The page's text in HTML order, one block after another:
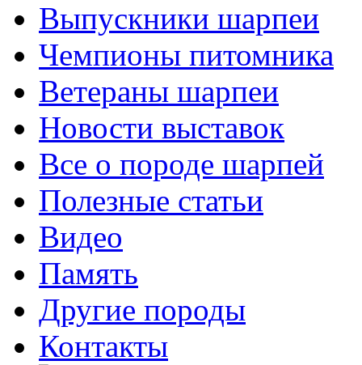
Выпускники шарпеи
Чемпионы питомника
Ветераны шарпеи
Новости выставок
Все о породе шарпей
Полезные статьи
Видео
Память
Другие породы
Контакты